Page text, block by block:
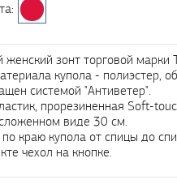
женский зонт торговой
купола - полиэстер,
системой "Антиветер".
прорезиненная Soft-
виде 30 см.
краю купола от спицы до
чехол на кнопке.